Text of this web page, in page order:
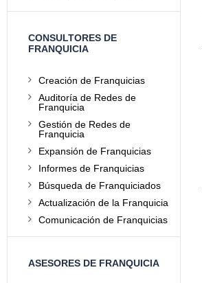
CONSULTORES DE
FRANQUICIA
Creación de Franquicias
Auditoría de Redes de
Franquicia
Gestión de Redes de
Franquicia
Expansión de Franquicias
Informes de Franquicias
Búsqueda de Franquiciados
Actualización de la Franquicia
Comunicación de Franquicias
ASESORES DE FRANQUICIA